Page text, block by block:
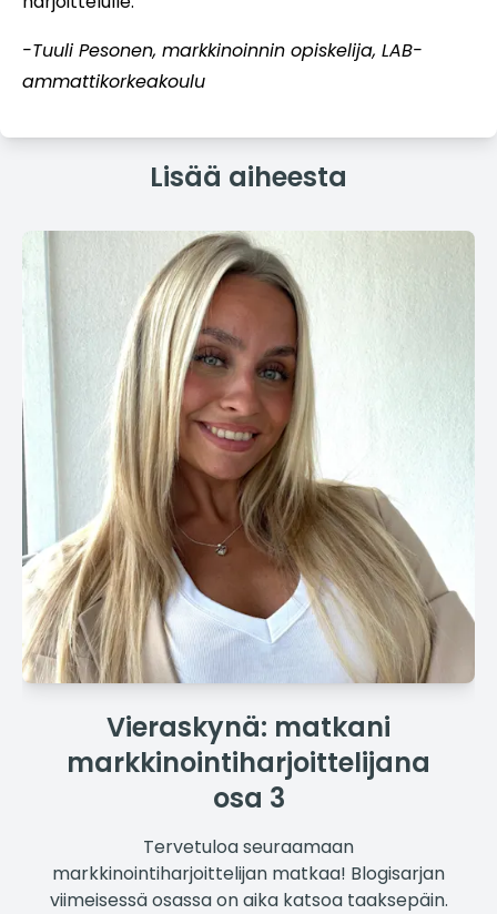
-Tuuli Pesonen, markkinoinnin opiskelija, LAB-
ammattikorkeakoulu
Lisää aiheesta
Vieraskynä: matkani
markkinointiharjoittelijana
osa 3
Tervetuloa seuraamaan
markkinointiharjoittelijan matkaa! Blogisarjan
viimeisessä osassa on aika katsoa taaksepäin.